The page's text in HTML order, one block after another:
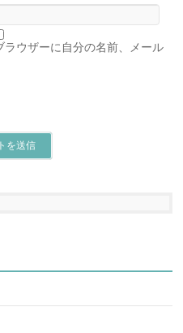
ウザーに自分の名前、メール